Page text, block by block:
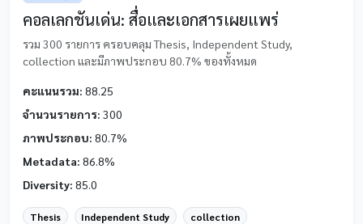
คอลเลกชันเด่น: สื่อและเอกสารเผยแพร่
รวม 300 รายการ ครอบคลุม Thesis, Independent Study,
collection และมีภาพประกอบ 80.7% ของทั้งหมด
คะแนนรวม: 88.25
จำนวนรายการ: 300
ภาพประกอบ: 80.7%
Metadata: 86.8%
Diversity: 85.0
Thesis Independent Study collection